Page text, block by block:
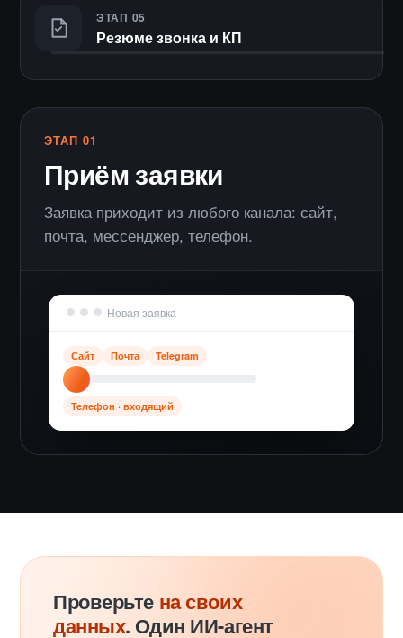
ЭТАП 05
Резюме звонка и КП
ЭТАП 01
Приём заявки
Заявка приходит из любого канала: сайт,
почта, мессенджер, телефон.
Новая заявка
Сайт Почта Telegram
Телефон · входящий
Проверьте на своих
данных. Один ИИ-агент